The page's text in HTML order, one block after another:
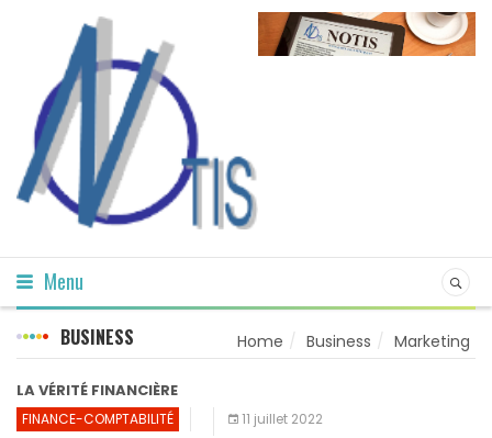
Menu
BUSINESS Home Business Marketing
LA VÉRITÉ FINANCIÈRE
FINANCE-COMPTABILITÉ 11 juillet 2022